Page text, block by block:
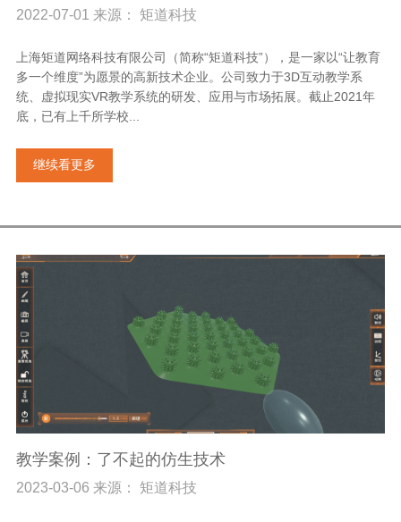
2022-07-01 来源： 矩道科技
上海矩道网络科技有限公司（简称“矩道科技”），是一家以“让教育
多一个维度”为愿景的高新技术企业。公司致力于3D互动教学系
统、虚拟现实VR教学系统的研发、应用与市场拓展。截止2021年
底，已有上千所学校...
继续看更多
教学案例：了不起的仿生技术
2023-03-06 来源： 矩道科技